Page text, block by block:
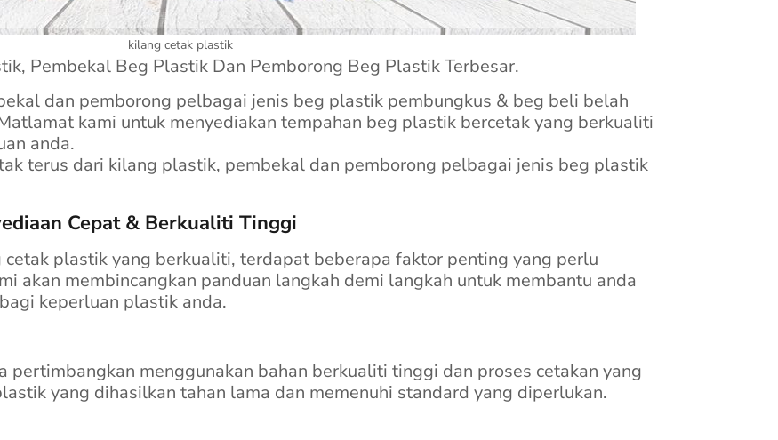
kilang cetak plastik
Pembekal Beg Plastik Dan Pemborong Beg Plastik Terbesar.
dan pemborong pelbagai jenis beg plastik pembungkus & beg beli belah
kami untuk menyediakan tempahan beg plastik bercetak yang berkualiti
anda.
terus dari kilang plastik, pembekal dan pemborong pelbagai jenis beg plastik
Cepat & Berkualiti Tinggi
plastik yang berkualiti, terdapat beberapa faktor penting yang perlu
akan membincangkan panduan langkah demi langkah untuk membantu anda
keperluan plastik anda.
pertimbangkan menggunakan bahan berkualiti tinggi dan proses cetakan yang
yang dihasilkan tahan lama dan memenuhi standard yang diperlukan.